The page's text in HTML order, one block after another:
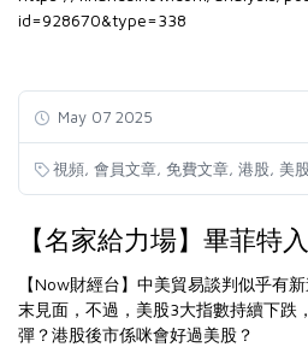
id=928670&type=338
May 07 2025
視頻 會員文章 免費文章 港股 美
【名家給力場】畢菲特
【Now財經台】中美貿易談判似乎有
末見面，不過，美股3大指數持續下跌
彈？港股後市係咪會好過美股？